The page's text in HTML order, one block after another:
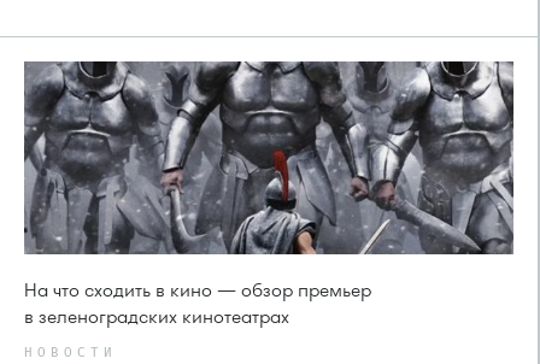
На что сходить в кино — обзор премьер
в зеленоградских кинотеатрах
НОВОСТИ